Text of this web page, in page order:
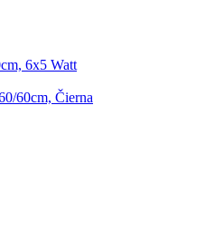
6x5 Watt
60cm, Čierna